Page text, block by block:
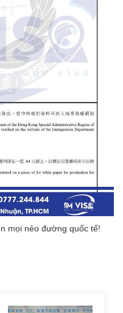
mọi nẻo đường quốc tế!